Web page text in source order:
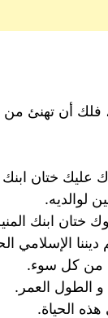
أن تهنئ
عليك ختان
لوالديه.
ختان ابنك
الإسلامي
من كل سوء.
و الطول العمر.
الحياة.